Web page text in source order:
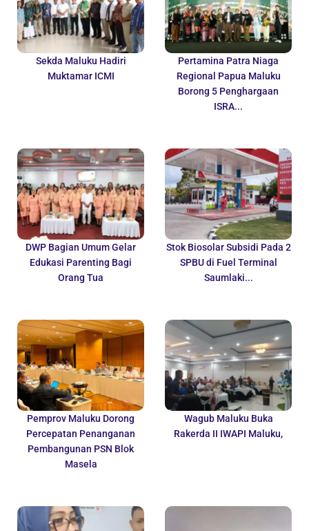
Sekda Maluku Hadiri
Muktamar ICMI
Pertamina Patra Niaga
Regional Papua Maluku
Borong 5 Penghargaan
ISRA...
DWP Bagian Umum Gelar
Edukasi Parenting Bagi
Orang Tua
Stok Biosolar Subsidi Pada 2
SPBU di Fuel Terminal
Saumlaki...
Pemprov Maluku Dorong
Percepatan Penanganan
Pembangunan PSN Blok
Masela
Wagub Maluku Buka
Rakerda II IWAPI Maluku,